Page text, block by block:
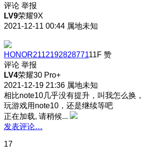
评论 举报
LV9荣耀9X
2021-12-11 00:44 属地未知
HONOR211219282877111F 赞
评论 举报
LV4荣耀30 Pro+
2021-12-19 21:36 属地未知
相比note10几乎没有提升，叫我怎么换
玩游戏用note10，还是继续等吧
正在加载, 请稍候...
发表评论…
17